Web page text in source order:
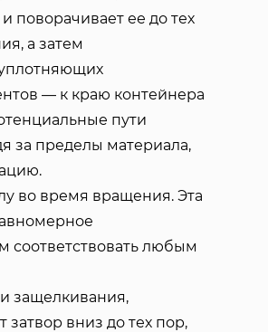
ее до тех
а затем
— к краю контейнера
пути
за пределы материала,
во время вращения. Эта
соответствовать любым
защелкивания,
вниз до тех пор,